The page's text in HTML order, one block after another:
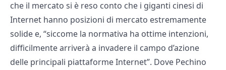
che il mercato si è reso conto che i giganti cinesi di
Internet hanno posizioni di mercato estremamente
solide e, “siccome la normativa ha ottime intenzioni,
difficilmente arriverà a invadere il campo d’azione
delle principali piattaforme Internet”. Dove Pechino